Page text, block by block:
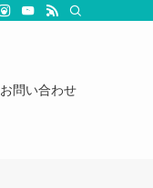
お問い合わせ